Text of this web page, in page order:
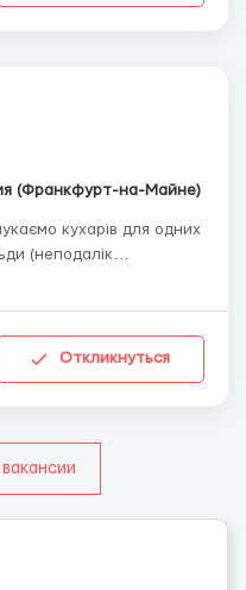
(Франкфурт-на-Майне)
кухарів для одних
(неподалік
Откликнуться